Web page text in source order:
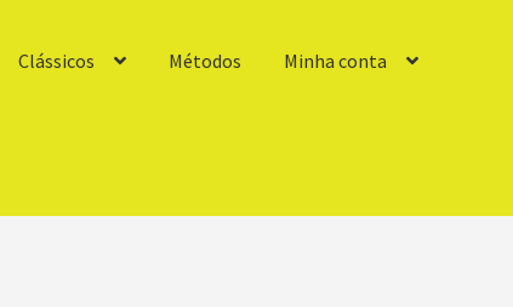
Clássicos Métodos Minha conta